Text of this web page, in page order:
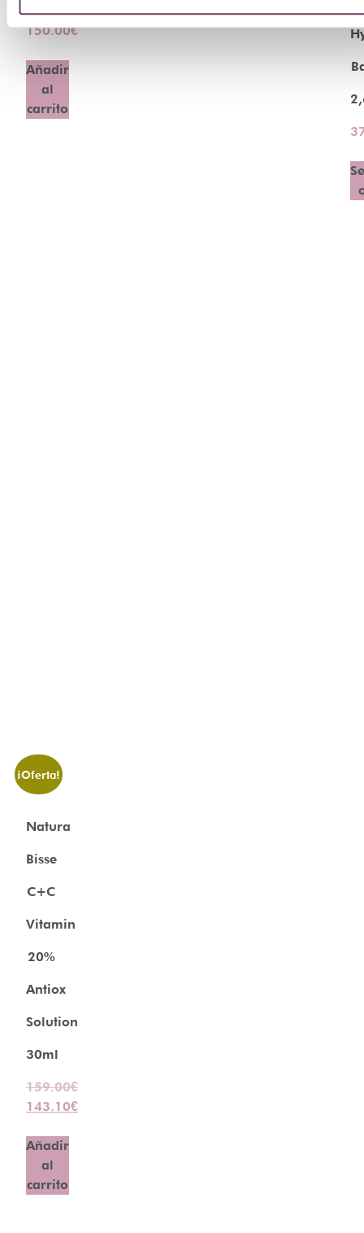
150.00€
Añadir
al
carrito
¡Oferta!
Natura
Bisse
C+C
Vitamin
20%
Antiox
Solution
30ml
159.00€
143.10€
Añadir
al
carrito